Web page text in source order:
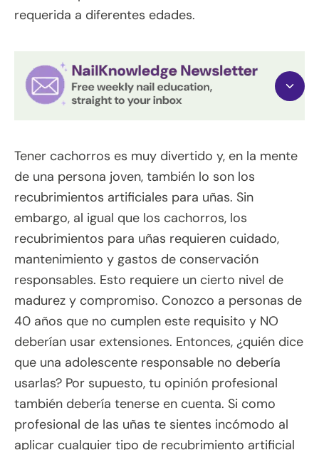
requerida a diferentes edades.
Tener cachorros es muy divertido y, en la mente
de una persona joven, también lo son los
recubrimientos artificiales para uñas. Sin
embargo, al igual que los cachorros, los
recubrimientos para uñas requieren cuidado,
mantenimiento y gastos de conservación
responsables. Esto requiere un cierto nivel de
madurez y compromiso. Conozco a personas de
40 años que no cumplen este requisito y NO
deberían usar extensiones. Entonces, ¿quién dice
que una adolescente responsable no debería
usarlas? Por supuesto, tu opinión profesional
también debería tenerse en cuenta. Si como
profesional de las uñas te sientes incómodo al
aplicar cualquier tipo de recubrimiento artificial